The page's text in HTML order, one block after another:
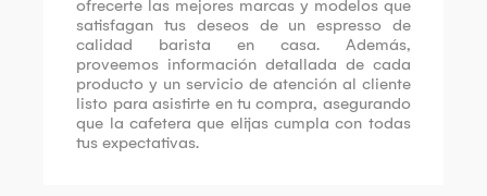
ofrecerte las mejores marcas y modelos que
satisfagan tus deseos de un espresso de
calidad barista en casa. Además,
proveemos información detallada de cada
producto y un servicio de atención al cliente
listo para asistirte en tu compra, asegurando
que la cafetera que elijas cumpla con todas
tus expectativas.